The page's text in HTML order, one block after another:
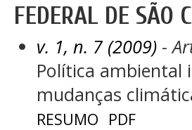
FEDERAL DE SÃO
v. 1, n. 7 (2009)-
Política ambiental
mudanças
RESUMO PDF